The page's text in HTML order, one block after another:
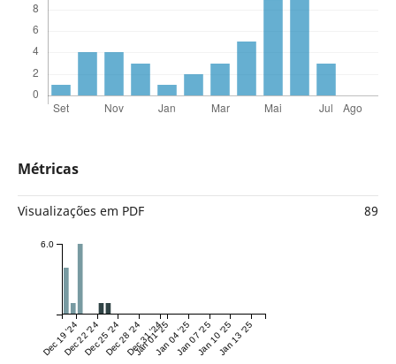
Métricas
Visualizações em PDF 89
Dec 19 '24Dec 22 '24Dec 25 '24Dec 28 '24Dec 31 '24
Jan 01 '25Jan 04 '25Jan 07 '25Jan 10 '25Jan 13 '25
6.0